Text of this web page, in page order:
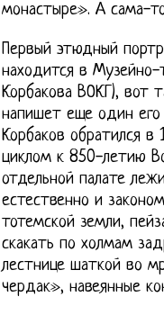
монастыре». А сама-
Первый этюдный
находится в Музейно-
Корбакова ВОКГ), вот
напишет еще один его
Корбаков обратился
циклом к 850-летию
отдельной палате
естественно и
тотемской земли,
скакать по холмам
лестнице шаткой во
чердак», навеянные